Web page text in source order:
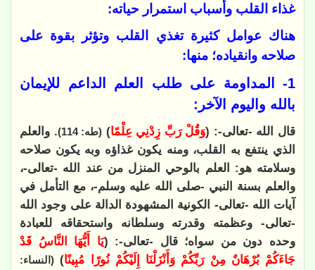
غذاء القلب وأسباب استمرار حياته:
هناك عوامل كثيرة تغذي القلب وتؤثر بقوة على
صلاحه وانقياده؛ منها:
1- المداومة على طلب العلم الداعم للإيمان
بالله واليوم الآخر:
قال الله -تعالى-: (وَقُلْ رَبِّ زِدْنِي عِلْمًا) (طه: 114)
. والعلم
الذي ينتفع به القلب، ومنه يكون غذاؤه وبه يكون صلاحه
وسلامته هو: العلم بالوحي المنزل من عند الله -تعالى-،
والعلم بسنة النبي -صلى الله عليه وسلم-، مع التأمل في
آيات الله -تعالى- الكونية المشهودة الدالة على وجود الله
-تعالى- وعظمته وقدرته وسلطانه واستحقاقه للعبادة
وحده دون من سواه؛ قال -تعالى-: (يَا أَيُّهَا النَّاسُ قَدْ
جَاءَكُمْ بُرْهَانٌ مِنْ رَبِّكُمْ وَأَنْزَلْنَا إِلَيْكُمْ نُورًا مُبِينًا) (النساء: